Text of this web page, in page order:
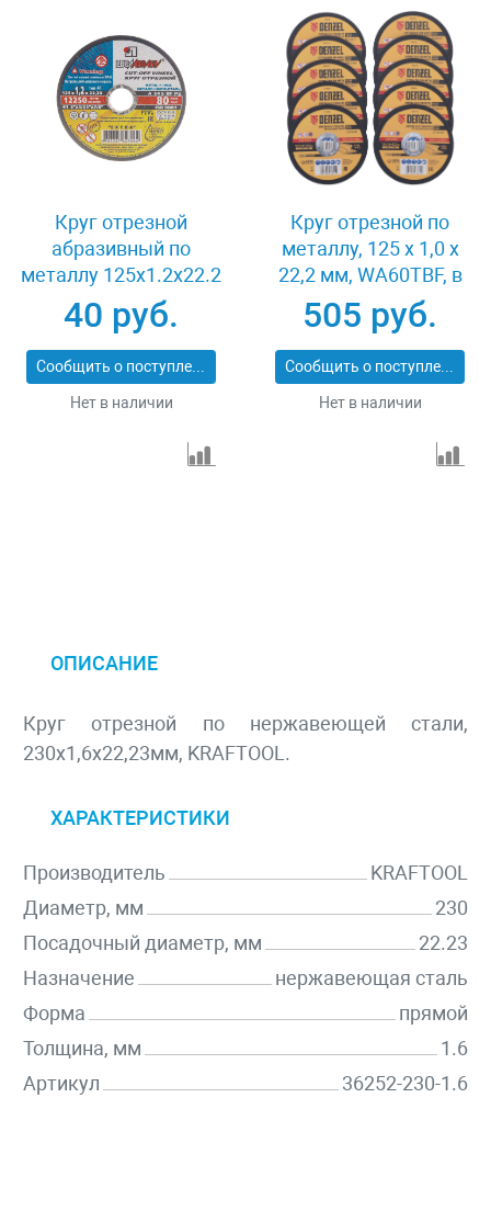
Круг отрезной
абразивный по
металлу 125x1.2x22.2
мм Луга 3612-125-1.2
40 руб.
Сообщить о поступлении
Нет в наличии
Круг отрезной по
металлу, 125 х 1,0 х
22,2 мм, WA60TBF, в
метал.банке, 10 шт.
Denzel 737610
505 руб.
Сообщить о поступлении
Нет в наличии
ОПИСАНИЕ
Круг отрезной по нержавеющей стали,
230x1,6x22,23мм, KRAFTOOL.
ХАРАКТЕРИСТИКИ
Производитель
KRAFTOOL
Диаметр, мм
230
Посадочный диаметр, мм
22.23
Назначение
нержавеющая сталь
Форма
прямой
Толщина, мм
1.6
Артикул
36252-230-1.6